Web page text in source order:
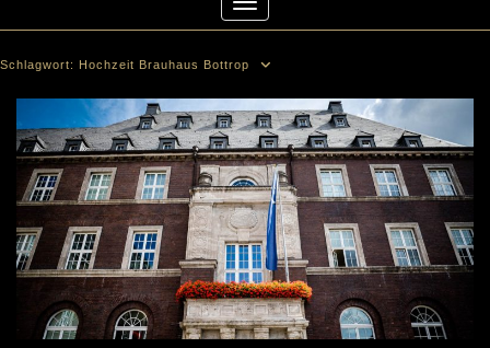
content
Schlagwort: Hochzeit Brauhaus Bottrop